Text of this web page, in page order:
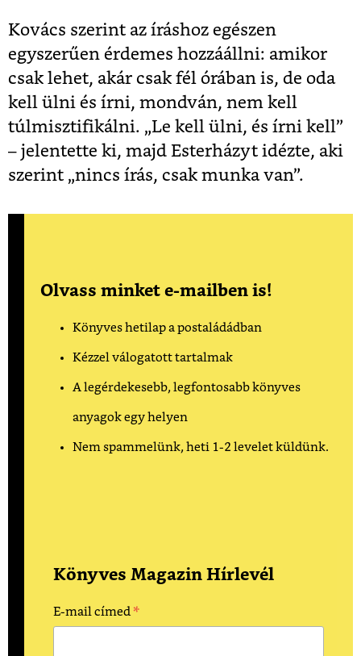
Kovács szerint az íráshoz egészen
egyszerűen érdemes hozzáállni: amikor
csak lehet, akár csak fél órában is, de oda
kell ülni és írni, mondván, nem kell
túlmisztifikálni. „Le kell ülni, és írni kell”
– jelentette ki, majd Esterházyt idézte, aki
szerint „nincs írás, csak munka van”.
Olvass minket e-mailben is!
Könyves hetilap a postaládádban
Kézzel válogatott tartalmak
A legérdekesebb, legfontosabb könyves
anyagok egy helyen
Nem spammelünk, heti 1-2 levelet küldünk.
Könyves Magazin Hírlevél
E-mail címed*